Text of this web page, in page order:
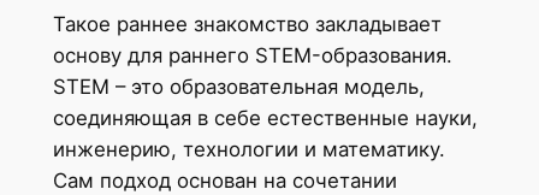
Такое раннее знакомство закладывает
основу для раннего STEM-образования.
STEM – это образовательная модель,
соединяющая в себе естественные науки,
инженерию, технологии и математику.
Сам подход основан на сочетании